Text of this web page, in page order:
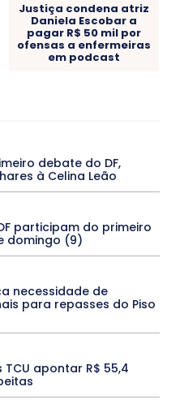
Justiça condena atriz
Daniela Escobar a
pagar R$ 50 mil por
ofensas a enfermeiras
em podcast
Crônicas
DANÇA Dengue
Denuncia
DF
DESTAQUE SAÚDE
E OPORTUNIDADES
ENTORNO
Santo ESPORTE
Featured
Febre Amarela
ARTIFICIAL
INTERNACIONAL
LITERATURA
Maranhão
Grosso
Mato Grosso do Sul
MOBILIDADE
MPOX
SELETIVO
PUBLIEDITORIAL
PROFISSIONAL
debate do DF,
à Celina Leão
participam do primeiro
domingo (9)
necessidade de
para repasses do Piso
TCU apontar R$ 55,4